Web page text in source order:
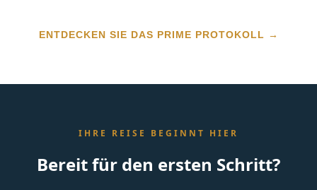
ENTDECKEN SIE DAS PRIME PROTOKOLL →
IHRE REISE BEGINNT HIER
Bereit für den ersten Schritt?